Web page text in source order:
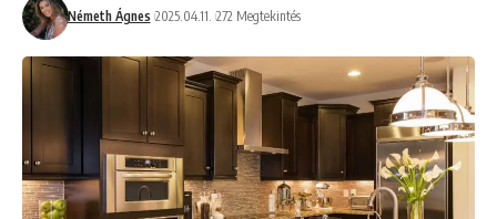
Németh Ágnes 2025.04.11. 272 Megtekintés